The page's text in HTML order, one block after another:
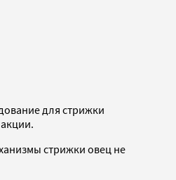
для стрижки
стрижки овец не